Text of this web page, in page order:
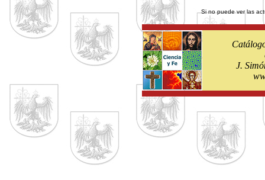
Si no puede ver las
J.